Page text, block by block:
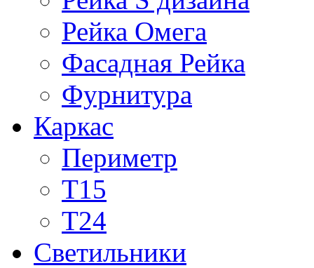
Рейка Омега
Фасадная Рейка
Фурнитура
Каркас
Периметр
Т15
Т24
Светильники